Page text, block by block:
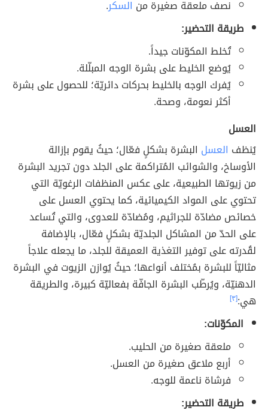
نصف ملعقة صغيرة من السكر.
طريقة التحضير:
تُخلط المكوّنات جيداً.
يُوضع الخليط على بشرة الوجه المبلّلة.
يُفرك الوجه بالخليط بحركات دائريّة؛ للحصول على بشرة
أكثر نعومة، وصحة.
العسل
يُنظف العسل البشرة بشكلٍ فعّال؛ حيثُ يقوم بإزالة
الأوساخ، والشوائب المُتراكمة على الجلد دون تجريد البشرة
من زيوتها الطبيعية، على عكس المنظفات الرغويّة التي
تحتوي على المواد الكيميائية، كما يحتوي العسل على
خصائص مضادّة للجراثيم، ومُضادّة للعدوى، والتي تُساعد
على الحدّ من المشاكل الجلديّة بشكلٍ فعّال، بالإضافة
لقُدرته على توفير التغذية العميقة للجلد، ما يجعله علاجاً
مثاليّاً للبشرة بمُختلف أنواعها؛ حيثُ يُوازن الزيوت في البشرة
الدهنيّة، ويُرطّب البشرة الجافّة بفعاليّة كبيرة، والطريقة
هي:[٣]
المكوّنات:
ملعقة صغيرة من الحليب.
أربع ملاعق صغيرة من العسل.
فرشاة ناعمة للوجه.
طريقة التحضير: